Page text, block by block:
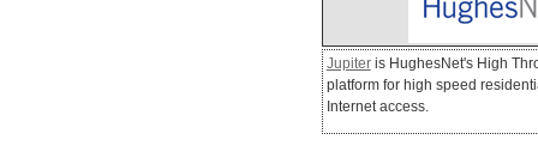
Jupiteris HughesNet's High
platform for high speed
Internet access.